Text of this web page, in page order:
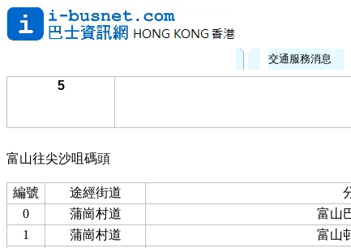
交通服務消息
5
富山往尖沙咀碼頭
編號 途經街道
0
蒲崗村道 富山
1
蒲崗村道 富山